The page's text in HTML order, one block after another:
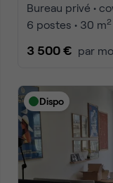
Bureau privé •
6 postes • 30 m2
3 500 € par
Dispo